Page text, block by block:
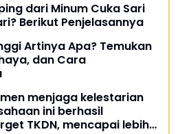
dari Minum Cuka Sari
Berikut Penjelasannya
Artinya Apa? Temukan
dan Cara
menjaga kelestarian
ini berhasil
TKDN, mencapai lebih